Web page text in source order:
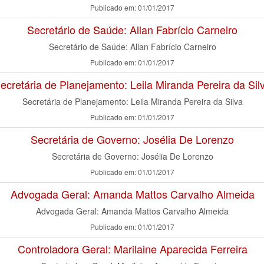
Publicado em: 01/01/2017
Secretário de Saúde: Allan Fabrício Carneiro
Secretário de Saúde: Allan Fabrício Carneiro
Publicado em: 01/01/2017
de Planejamento: Leila Miranda Pereira da
Secretária de Planejamento: Leila Miranda Pereira da Silva
Publicado em: 01/01/2017
Secretária de Governo: Josélia De Lorenzo
Secretária de Governo: Josélia De Lorenzo
Publicado em: 01/01/2017
Advogada Geral: Amanda Mattos Carvalho Almeida
Advogada Geral: Amanda Mattos Carvalho Almeida
Publicado em: 01/01/2017
Controladora Geral: Marilaine Aparecida Ferreira